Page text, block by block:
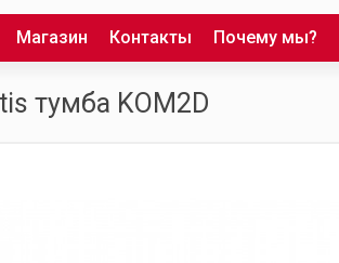
Магазин Контакты Почему мы?
тумба KOM2D